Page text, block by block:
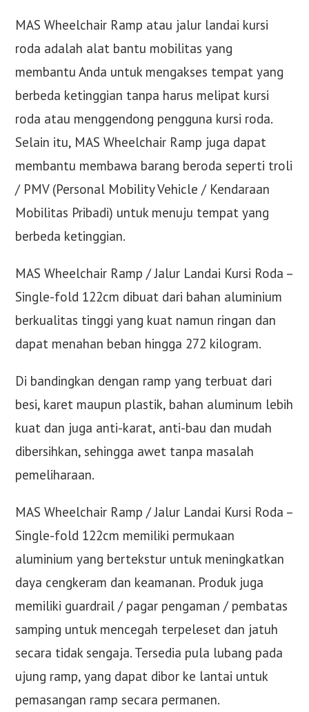
MAS Wheelchair Ramp atau jalur landai kursi
roda adalah alat bantu mobilitas yang
membantu Anda untuk mengakses tempat yang
berbeda ketinggian tanpa harus melipat kursi
roda atau menggendong pengguna kursi roda.
Selain itu, MAS Wheelchair Ramp juga dapat
membantu membawa barang beroda seperti troli
/ PMV (Personal Mobility Vehicle / Kendaraan
Mobilitas Pribadi) untuk menuju tempat yang
berbeda ketinggian.
MAS Wheelchair Ramp / Jalur Landai Kursi Roda –
Single-fold 122cm dibuat dari bahan aluminium
berkualitas tinggi yang kuat namun ringan dan
dapat menahan beban hingga 272 kilogram.
Di bandingkan dengan ramp yang terbuat dari
besi, karet maupun plastik, bahan aluminum lebih
kuat dan juga anti-karat, anti-bau dan mudah
dibersihkan, sehingga awet tanpa masalah
pemeliharaan.
MAS Wheelchair Ramp / Jalur Landai Kursi Roda –
Single-fold 122cm memiliki permukaan
aluminium yang bertekstur untuk meningkatkan
daya cengkeram dan keamanan. Produk juga
memiliki guardrail / pagar pengaman / pembatas
samping untuk mencegah terpeleset dan jatuh
secara tidak sengaja. Tersedia pula lubang pada
ujung ramp, yang dapat dibor ke lantai untuk
pemasangan ramp secara permanen.